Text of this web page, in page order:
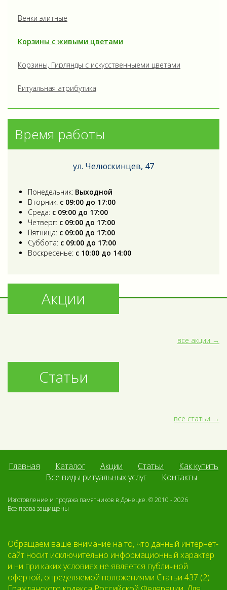
Венки элитные
Корзины с живыми цветами
Корзины, Гирлянды с искусственныеми цветами
Ритуальная атрибутика
Время работы
ул. Челюскинцев, 47
Понедельник: Выходной
Вторник: с 09:00 до 17:00
Среда: с 09:00 до 17:00
Четверг: с 09:00 до 17:00
Пятница: с 09:00 до 17:00
Суббота: с 09:00 до 17:00
Воскресенье: с 10:00 до 14:00
Акции
все акции
Статьи
все статьи
Главная Каталог Акции Статьи
Как купить
Все виды ритуальных услуг
Контакты
Изготовление и продажа памятников в Донецке. © 2010 - 2026
Все права защищены
Обращаем ваше внимание на то, что данный интернет-
сайт носит исключительно информационный характер
и ни при каких условиях не является публичной
офертой, определяемой положениями Статьи 437 (2)